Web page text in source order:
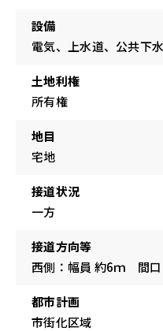
設備
電気、上水道、公共下
土地利権
所有権
地目
宅地
接道状況
一方
接道方向等
西側：幅員 約6ｍ 間
都市計画
市街化区域